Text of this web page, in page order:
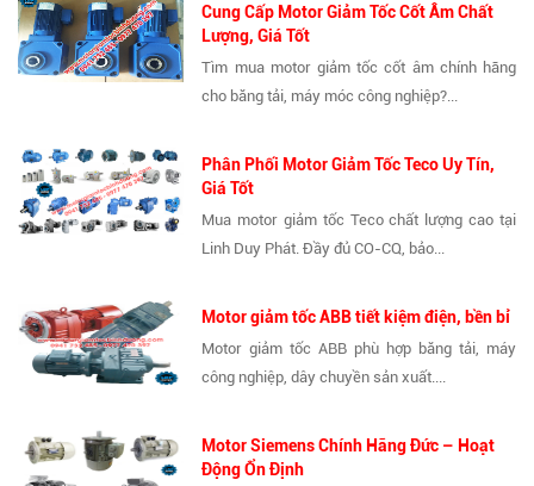
Cung Cấp Motor Giảm Tốc Cốt Âm Chất
Lượng, Giá Tốt
Tìm mua motor giảm tốc cốt âm chính hãng
cho băng tải, máy móc công nghiệp?...
Phân Phối Motor Giảm Tốc Teco Uy Tín,
Giá Tốt
Mua motor giảm tốc Teco chất lượng cao tại
Linh Duy Phát. Đầy đủ CO-CQ, bảo...
Motor giảm tốc ABB tiết kiệm điện, bền bỉ
Motor giảm tốc ABB phù hợp băng tải, máy
công nghiệp, dây chuyền sản xuất....
Motor Siemens Chính Hãng Đức – Hoạt
Động Ổn Định